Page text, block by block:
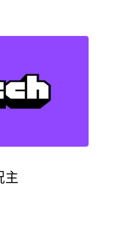
主